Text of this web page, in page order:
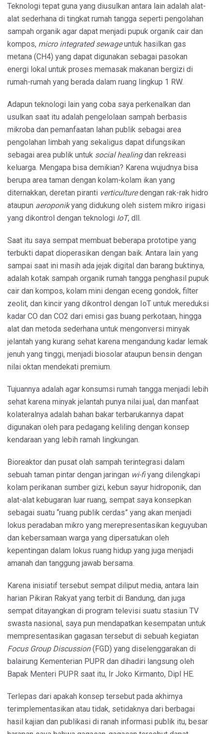
Teknologi tepat guna yang diusulkan antara lain adalah alat-
alat sederhana di tingkat rumah tangga seperti pengolahan
sampah organik agar dapat menjadi pupuk organik cair dan
kompos, micro integrated sewageuntuk hasilkan gas
metana (CH4) yang dapat digunakan sebagai pasokan
energi lokal untuk proses memasak makanan bergizi di
rumah-rumah yang berada dalam ruang lingkup 1 RW.
Adapun teknologi lain yang coba saya perkenalkan dan
usulkan saat itu adalah pengelolaan sampah berbasis
mikroba dan pemanfaatan lahan publik sebagai area
pengolahan limbah yang sekaligus dapat difungsikan
sebagai area publik untuk social healingdan rekreasi
keluarga. Mengapa bisa demikian? Karena wujudnya bisa
berupa area taman dengan kolam-kolam ikan yang
diternakkan, deretan piranti verticulturedengan rak-rak hidro
ataupun aeroponikyang didukung oleh sistem mikro irigasi
yang dikontrol dengan teknologi IoT, dll.
Saat itu saya sempat membuat beberapa prototipe yang
terbukti dapat dioperasikan dengan baik. Antara lain yang
sampai saat ini masih ada jejak digital dan barang buktinya,
adalah kotak sampah organik rumah tangga penghasil pupuk
cair dan kompos, kolam mini dengan eceng gondok, filter
zeolit, dan kincir yang dikontrol dengan IoT untuk mereduksi
kadar CO dan CO2 dari emisi gas buang perkotaan, hingga
alat dan metoda sederhana untuk mengonversi minyak
jelantah yang kurang sehat karena mengandung kadar lemak
jenuh yang tinggi, menjadi biosolar ataupun bensin dengan
nilai oktan mendekati premium.
Tujuannya adalah agar konsumsi rumah tangga menjadi lebih
sehat karena minyak jelantah punya nilai jual, dan manfaat
kolateralnya adalah bahan bakar terbarukannya dapat
digunakan oleh para pedagang keliling dengan konsep
kendaraan yang lebih ramah lingkungan.
Bioreaktor dan pusat olah sampah terintegrasi dalam
sebuah taman pintar dengan jaringan wi-fiyang dilengkapi
kolam perikanan sumber gizi, kebun sayur hidroponik, dan
alat-alat kebugaran luar ruang, sempat saya konsepkan
sebagai suatu “ruang publik cerdas” yang akan menjadi
lokus peradaban mikro yang merepresentasikan keguyuban
dan kebersamaan warga yang dipersatukan oleh
kepentingan dalam lokus ruang hidup yang juga menjadi
amanah dan tanggung jawab bersama.
Karena inisiatif tersebut sempat diliput media, antara lain
harian Pikiran Rakyat yang terbit di Bandung, dan juga
sempat ditayangkan di program televisi suatu stasiun TV
swasta nasional, saya pun mendapatkan kesempatan untuk
mempresentasikan gagasan tersebut di sebuah kegiatan
Focus Group Discussion(FGD) yang diselenggarakan di
balairung Kementerian PUPR dan dihadiri langsung oleh
Bapak Menteri PUPR saat itu, Ir Joko Kirmanto, Dipl HE.
Terlepas dari apakah konsep tersebut pada akhirnya
terimplementasikan atau tidak, setidaknya dari berbagai
hasil kajian dan publikasi di ranah informasi publik itu, besar